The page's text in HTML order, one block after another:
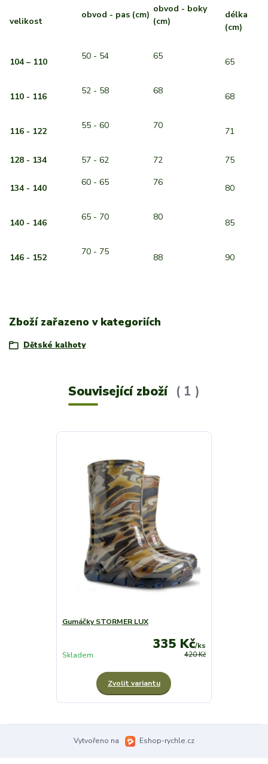
velikost
obvod - pas (cm)
obvod - boky
(cm)
délka
(cm)
104 – 110
50 - 54 65
65
110 - 116
52 - 58 68
68
116 - 122
55 - 60 70
71
128 - 134 57 - 62 72 75
134 - 140
60 - 65 76
80
140 - 146
65 - 70 80
85
146 - 152
70 - 75
88 90
Zboží zařazeno v kategoriích
Dětské kalhoty
Související zboží 1
Gumáčky STORMER LUX
420 Kč
335 Kč/ks
Skladem
Zvolit variantu
Vytvořeno na Eshop-rychle.cz